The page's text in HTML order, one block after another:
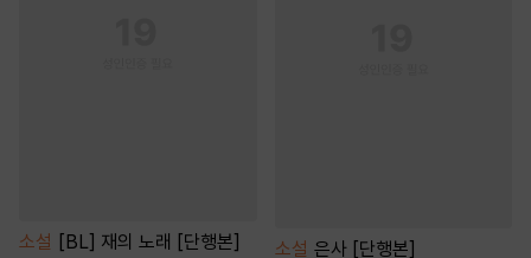
소설 [BL] 재의 노래 [단행본] 소설 은사 [단행본]